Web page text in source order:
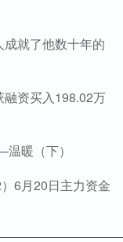
就了他数十年的
资买入198.02万
暖（下）
6月20日主力资金